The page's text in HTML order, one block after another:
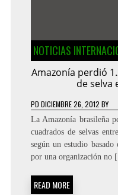
NOTICIAS
Amazonía perdió
de selva
PD DICIEMBRE 26, 2012 BY
La Amazonía brasileña
cuadrados de selvas
según un estudio
por una organización no
READ MORE